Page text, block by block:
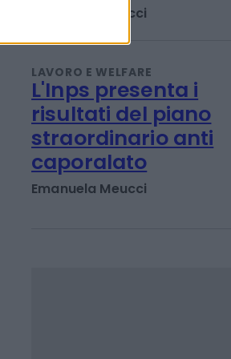
Progetto di vita: chi
può fare domanda e
Emanuela Meucci
LAVORO E WELFARE
L'Inps presenta i
risultati del piano